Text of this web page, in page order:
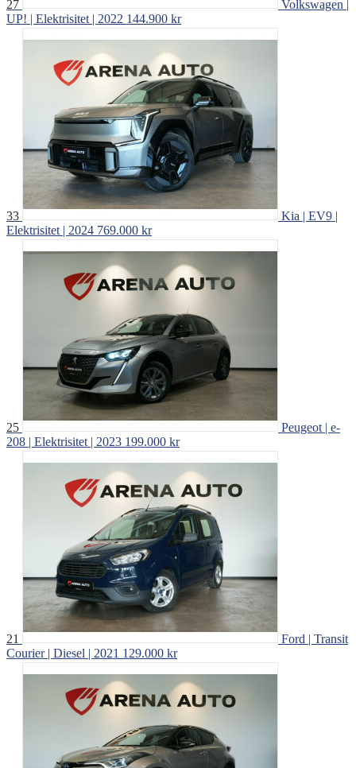
27
Volkswagen |
UP! | Elektrisitet | 2022 144.900 kr
33
Kia | EV9 |
Elektrisitet | 2024 769.000 kr
25
Peugeot | e-
208 | Elektrisitet | 2023 199.000 kr
21
Ford | Transit
Courier | Diesel | 2021 129.000 kr